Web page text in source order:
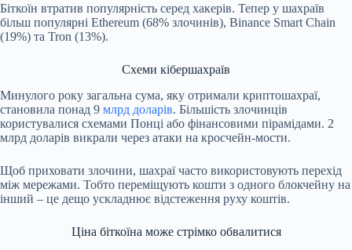
Біткоїн втратив популярність серед хакерів. Тепер у шахраїв
більш популярні Ethereum (68% злочинів), Binance Smart Chain
(19%) та Tron (13%).
Схеми кібершахраїв
Минулого року загальна сума, яку отримали криптошахраї,
становила понад 9 млрд доларів. Більшість злочинців
користувалися схемами Понці або фінансовими пірамідами. 2
млрд доларів викрали через атаки на кросчейн-мости.
Щоб приховати злочини, шахраї часто використовують перехід
між мережами. Тобто переміщують кошти з одного блокчейну на
інший – це дещо ускладнює відстеження руху коштів.
Ціна біткоїна може стрімко обвалитися